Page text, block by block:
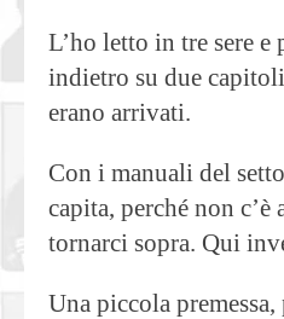
L’ho letto in tre sere e
indietro su due
erano arrivati.
Con i manuali del
capita, perché non c’è
tornarci sopra. Qui
Una piccola